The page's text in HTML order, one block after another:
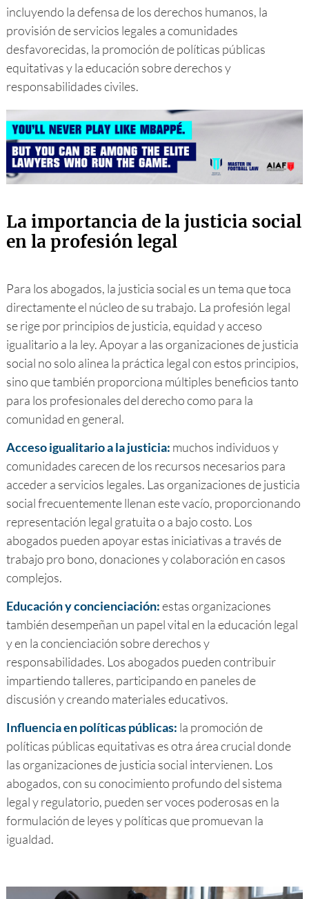
incluyendo la defensa de los derechos humanos, la
provisión de servicios legales a comunidades
desfavorecidas, la promoción de políticas públicas
equitativas y la educación sobre derechos y
responsabilidades civiles.
La importancia de la justicia social
en la profesión legal
Para los abogados, la justicia social es un tema que toca
directamente el núcleo de su trabajo. La profesión legal
se rige por principios de justicia, equidad y acceso
igualitario a la ley. Apoyar a las organizaciones de justicia
social no solo alinea la práctica legal con estos principios,
sino que también proporciona múltiples beneficios tanto
para los profesionales del derecho como para la
comunidad en general.
Acceso igualitario a la justicia: muchos individuos y
comunidades carecen de los recursos necesarios para
acceder a servicios legales. Las organizaciones de justicia
social frecuentemente llenan este vacío, proporcionando
representación legal gratuita o a bajo costo. Los
abogados pueden apoyar estas iniciativas a través de
trabajo pro bono, donaciones y colaboración en casos
complejos.
Educación y concienciación:estas organizaciones
también desempeñan un papel vital en la educación legal
y en la concienciación sobre derechos y
responsabilidades. Los abogados pueden contribuir
impartiendo talleres, participando en paneles de
discusión y creando materiales educativos.
Influencia en políticas públicas: la promoción de
políticas públicas equitativas es otra área crucial donde
las organizaciones de justicia social intervienen. Los
abogados, con su conocimiento profundo del sistema
legal y regulatorio, pueden ser voces poderosas en la
formulación de leyes y políticas que promuevan la
igualdad.